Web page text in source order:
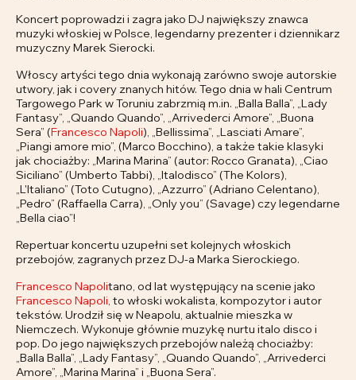
Koncert poprowadzi i zagra jako DJ największy znawca
muzyki włoskiej w Polsce, legendarny prezenter i dziennikarz
muzyczny Marek Sierocki.
Włoscy artyści tego dnia wykonają zarówno swoje autorskie
utwory, jak i covery znanych hitów. Tego dnia w hali Centrum
Targowego Park w Toruniu zabrzmią m.in. „Balla Balla”, „Lady
Fantasy”, „Quando Quando”, „Arrivederci Amore”, „Buona
Sera” (Francesco Napoli), „Bellissima”, „Lasciati Amare”,
„Piangi amore mio”, (Marco Bocchino), a także takie klasyki
jak chociażby: „Marina Marina” (autor: Rocco Granata), „Ciao
Siciliano” (Umberto Tabbi), „Italodisco” (The Kolors),
„L'Italiano” (Toto Cutugno), „Azzurro” (Adriano Celentano),
„Pedro” (Raffaella Carra), „Only you” (Savage) czy legendarne
„Bella ciao”!
Repertuar koncertu uzupełni set kolejnych włoskich
przebojów, zagranych przez DJ-a Marka Sierockiego.
Francesco Napolitano, od lat występujący na scenie jako
Francesco Napoli , to włoski wokalista, kompozytor i autor
tekstów. Urodził się w Neapolu, aktualnie mieszka w
Niemczech. Wykonuje głównie muzykę nurtu italo disco i
pop. Do jego największych przebojów należą chociażby:
„Balla Balla”, „Lady Fantasy”, „Quando Quando”, „Arrivederci
Amore”, „Marina Marina” i „Buona Sera”.